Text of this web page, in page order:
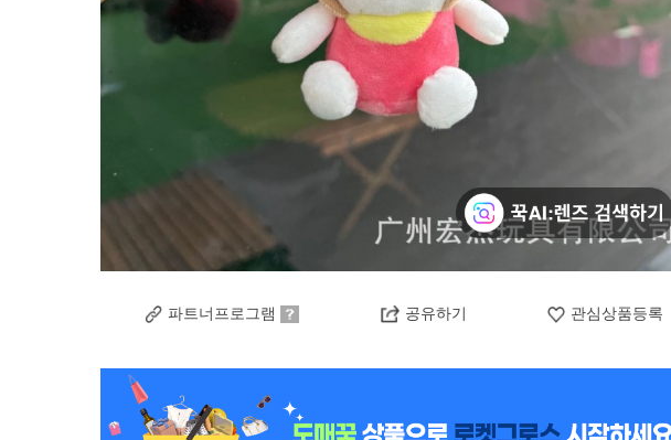
파트너프로그램 공유하기 관심상품등록